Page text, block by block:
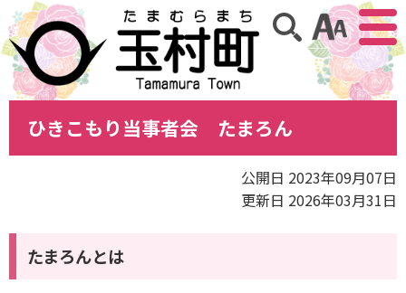
アクセ
サイト内検索
ひきこもり当事者会 たまろん
公開日 2023年09月07日
更新日 2026年03月31日
たまろんとは